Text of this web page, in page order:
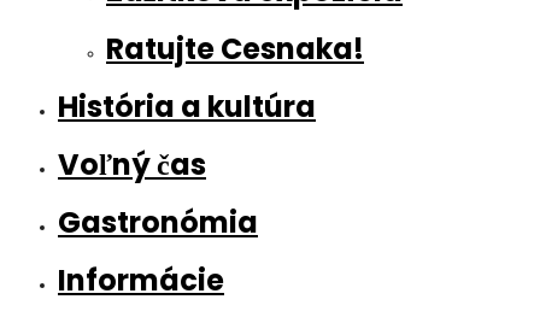
Ratujte Cesnaka!
História a kultúra
Voľný čas
Gastronómia
Informácie